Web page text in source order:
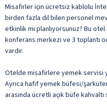
Misafirler için ücretsiz kablolu
birden fazla dil bilen personel
etkinlik mi planlıyorsunuz? Bu
konferans merkezi ve 3 toplantı
vardır.
Otelde misafirlere yemek servisi
Ayrıca hafif yemek büfesi/
arasında ücretli açık büfe